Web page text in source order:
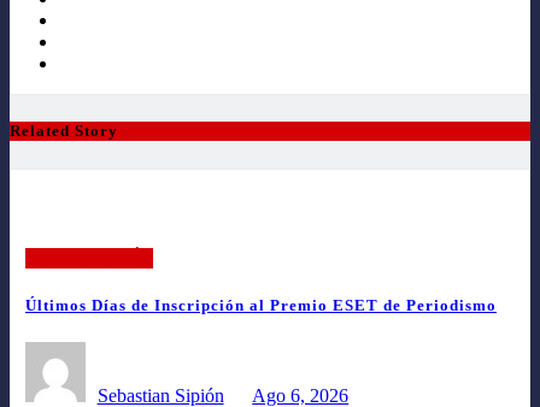
Related Story
Últimos Días de Inscripción al Premio ESET de Periodismo
Sebastian Sipión Ago 6, 2026